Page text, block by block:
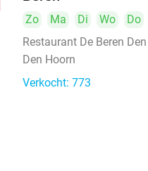
Zo Ma Di Wo
Do
Restaurant De Beren
Den Hoorn
Verkocht: 773